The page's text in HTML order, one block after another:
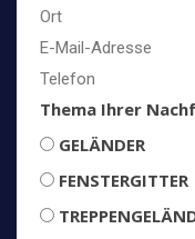
Thema Ihrer
GELÄNDER
FENSTERGITTER